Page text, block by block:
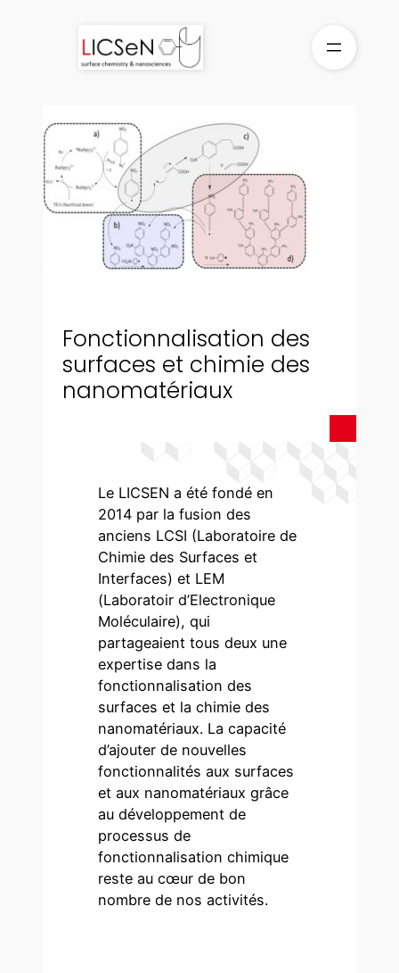
Fonctionnalisation des
surfaces et chimie des
nanomatériaux
Le LICSEN a été fondé en
2014 par la fusion des
anciens LCSI (Laboratoire de
Chimie des Surfaces et
Interfaces) et LEM
(Laboratoir d’Electronique
Moléculaire), qui
partageaient tous deux une
expertise dans la
fonctionnalisation des
surfaces et la chimie des
nanomatériaux. La capacité
d’ajouter de nouvelles
fonctionnalités aux surfaces
et aux nanomatériaux grâce
au développement de
processus de
fonctionnalisation chimique
reste au cœur de bon
nombre de nos activités.